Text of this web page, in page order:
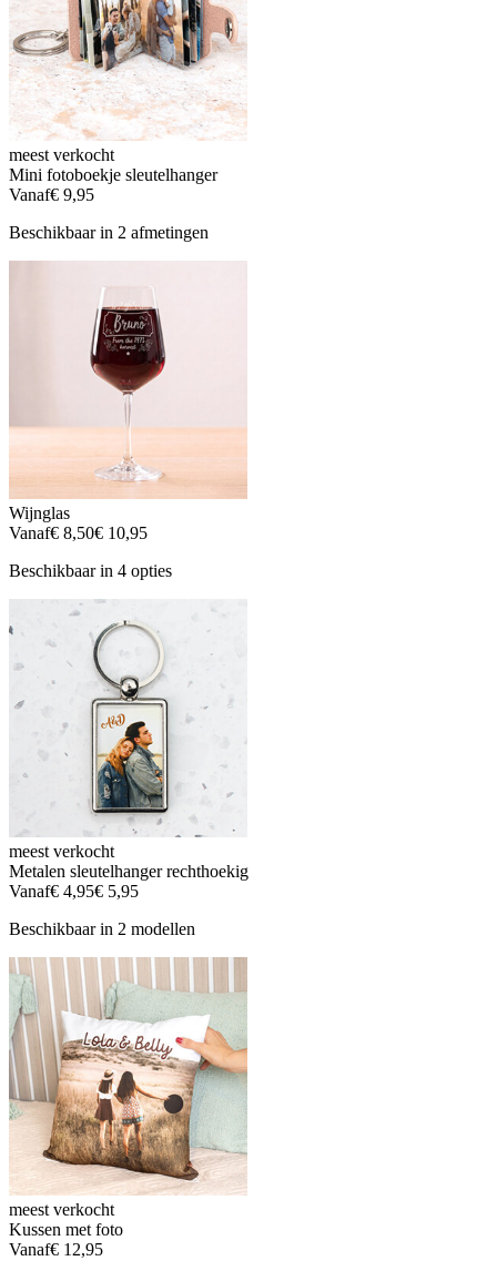
meest verkocht
Mini fotoboekje sleutelhanger
Vanaf€ 9,95
Beschikbaar in 2 afmetingen
Wijnglas
Vanaf€ 8,50€ 10,95
Beschikbaar in 4 opties
meest verkocht
Metalen sleutelhanger rechthoekig
Vanaf€ 4,95€ 5,95
Beschikbaar in 2 modellen
meest verkocht
Kussen met foto
Vanaf€ 12,95